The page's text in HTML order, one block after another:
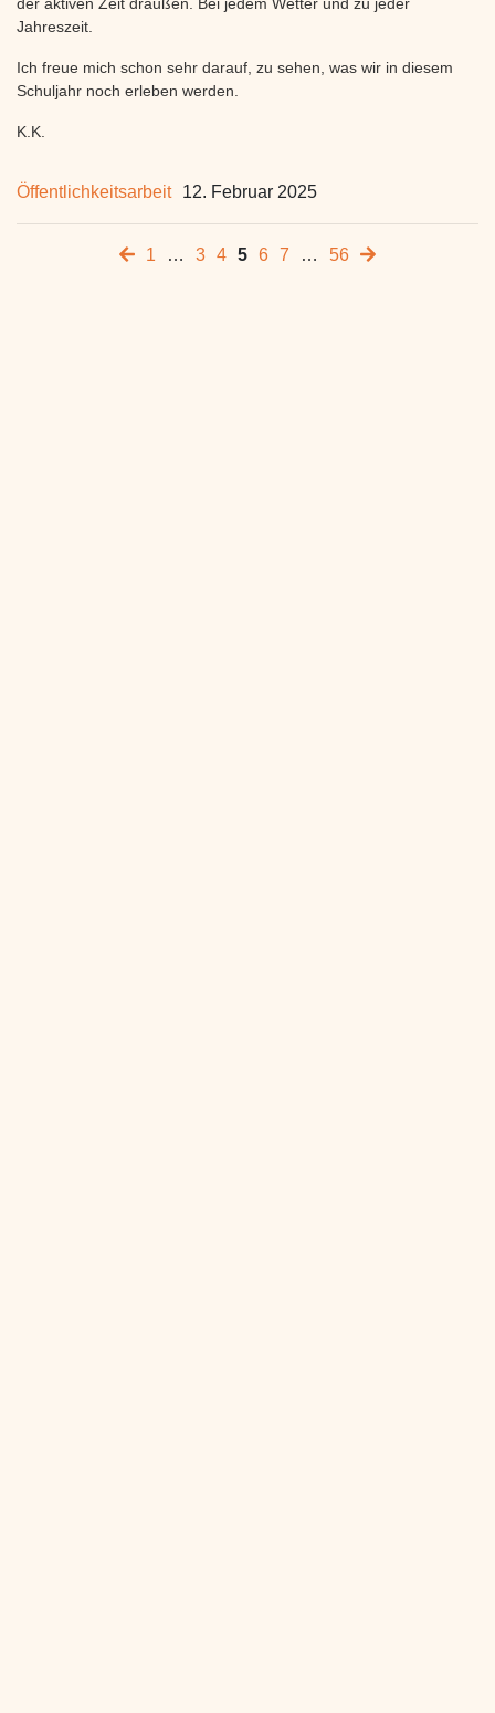
Jahreszeit.
Ich freue mich schon sehr darauf, zu sehen, was wir in diesem
Schuljahr noch erleben werden.
K.K.
Öffentlichkeitsarbeit 12. Februar 2025
1 … 3 4 5 6 7 … 56